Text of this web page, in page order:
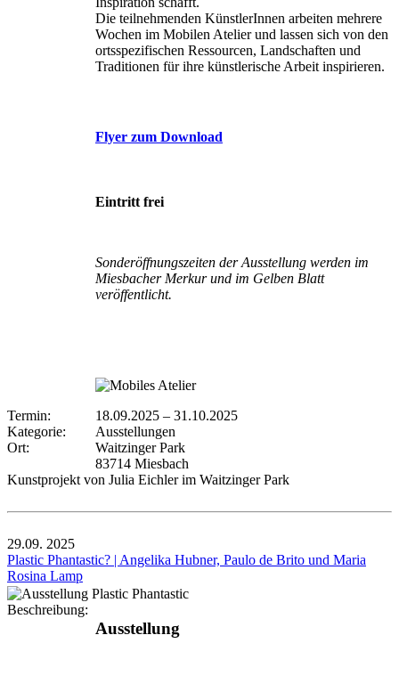
Die teilnehmenden KünstlerInnen arbeiten mehrere
Wochen im Mobilen Atelier und lassen sich von den
ortsspezifischen Ressourcen, Landschaften und
Traditionen für ihre künstlerische Arbeit inspirieren.
Flyer zum Download
Eintritt frei
Sonderöffnungszeiten der Ausstellung werden im
Miesbacher Merkur und im Gelben Blatt
veröffentlicht.
Termin: 18.09.2025 – 31.10.2025
Kategorie:
Ausstellungen
Ort:
Waitzinger Park
83714 Miesbach
Kunstprojekt von Julia Eichler im Waitzinger Park
29.09. 2025
Plastic Phantastic? | Angelika Hubner, Paulo de Brito und Maria
Rosina Lamp
Beschreibung:
Ausstellung